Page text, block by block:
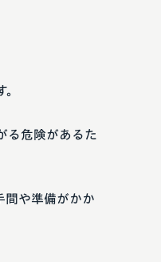
る危険があるた
間や準備がかか